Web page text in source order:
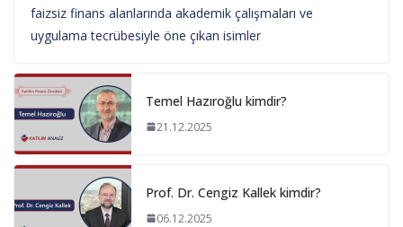
faizsiz finans alanlarında akademik çalışmaları ve
uygulama tecrübesiyle öne çıkan isimler
Temel Hazıroğlu kimdir?
21.12.2025
Prof. Dr. Cengiz Kallek kimdir?
06.12.2025